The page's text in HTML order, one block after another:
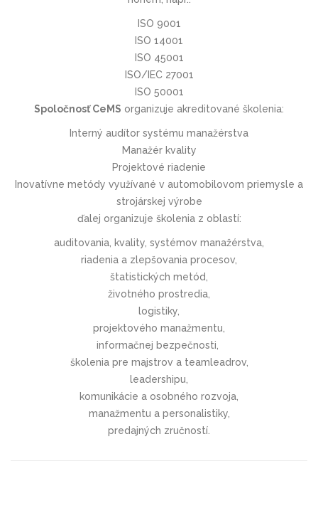
ISO 9001
ISO 14001
ISO 45001
ISO/IEC 27001
ISO 50001
Spoločnosť CeMS organizuje akreditované školenia:
Interný audítor systému manažérstva
Manažér kvality
Projektové riadenie
Inovatívne metódy využívané v automobilovom priemysle a
strojárskej výrobe
ďalej organizuje školenia z oblastí:
auditovania, kvality, systémov manažérstva,
riadenia a zlepšovania procesov,
štatistických metód,
životného prostredia,
logistiky,
projektového manažmentu,
informačnej bezpečnosti,
školenia pre majstrov a teamleadrov,
leadershipu,
komunikácie a osobného rozvoja,
manažmentu a personalistiky,
predajných zručností.